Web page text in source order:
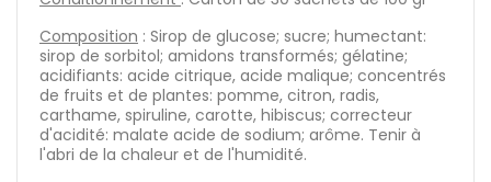
Composition : Sirop de glucose; sucre; humectant:
sirop de sorbitol; amidons transformés; gélatine;
acidifiants: acide citrique, acide malique; concentrés
de fruits et de plantes: pomme, citron, radis,
carthame, spiruline, carotte, hibiscus; correcteur
d'acidité: malate acide de sodium; arôme. Tenir à
l'abri de la chaleur et de l'humidité.